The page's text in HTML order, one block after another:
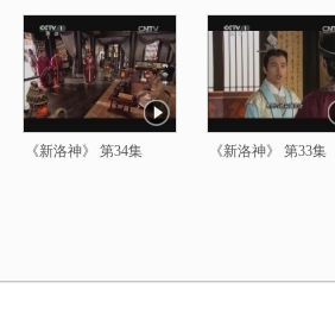
《新洛神》 第34集 《新洛神》 第33集